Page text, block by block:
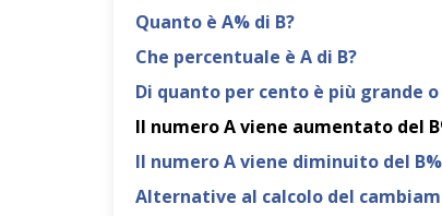
Quanto è A% di B?
Che percentuale è A di B?
Di quanto per cento è più grande
Il numero A viene aumentato del
Il numero A viene diminuito del B%
Alternative al calcolo del